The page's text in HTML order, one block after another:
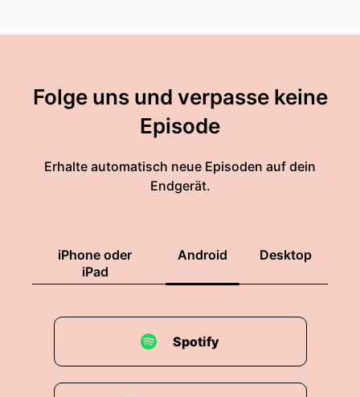
Folge uns und verpasse keine
Episode
Erhalte automatisch neue Episoden auf dein
Endgerät.
iPhone oder
iPad
Android Desktop
Spotify